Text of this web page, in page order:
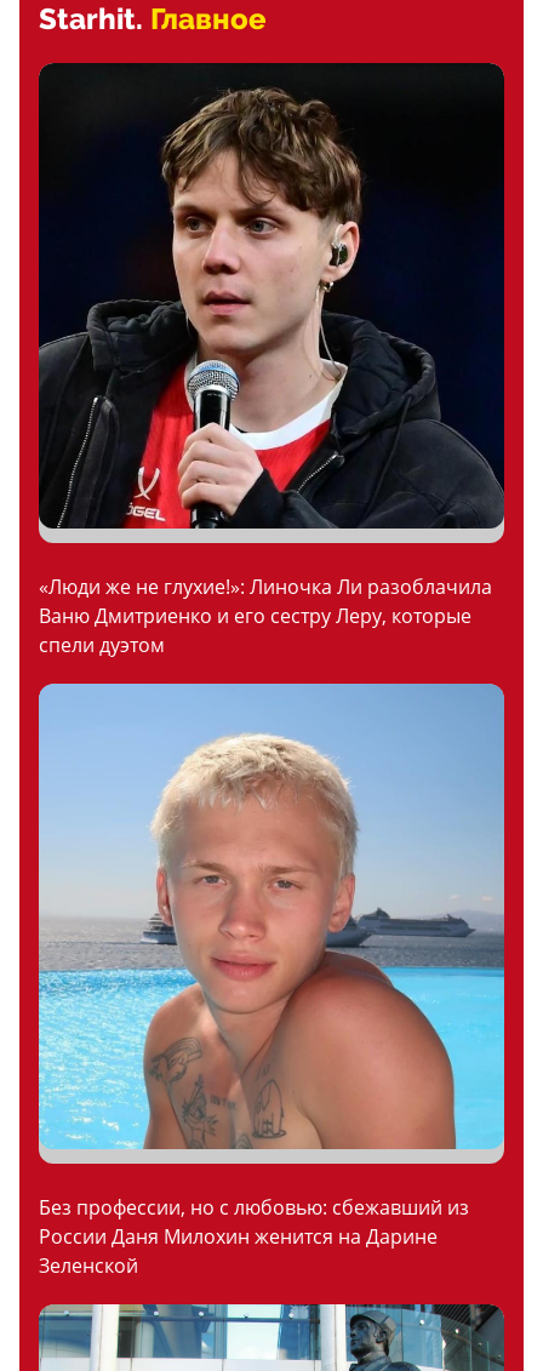
Starhit. Главное
«Люди же не глухие!»: Линочка Ли разоблачила
Ваню Дмитриенко и его сестру Леру, которые
спели дуэтом
Без профессии, но с любовью: сбежавший из
России Даня Милохин женится на Дарине
Зеленской